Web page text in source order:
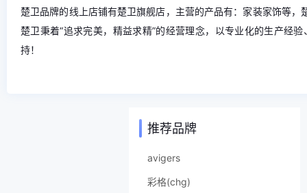
楚卫品牌的线上店铺有楚卫旗舰店，主营的产品有：家装家饰等
楚卫秉着“追求完美，精益求精”的经营理念，以专业化的生产经
持！
推荐品牌
avigers
彩格(chg)